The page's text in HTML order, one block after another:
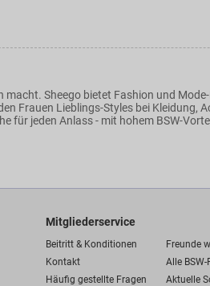
macht. Sheego bietet Fashion und
Frauen Lieblings-Styles bei Kleidung,
für jeden Anlass - mit hohem BSW-
Mitgliederservice
Beitritt & Konditionen
Freunde
Kontakt
Alle
Häufig gestellte Fragen
Aktuelle